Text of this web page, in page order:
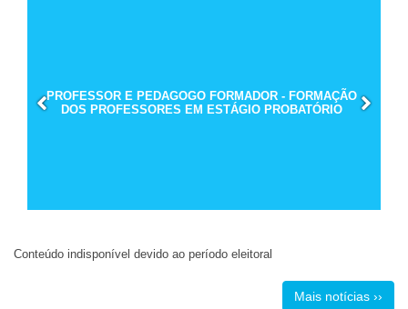
PROFESSOR E PEDAGOGO FORMADOR - FORMAÇÃO
DOS PROFESSORES EM ESTÁGIO PROBATÓRIO
Conteúdo indisponível devido ao período eleitoral
Mais notícias ››